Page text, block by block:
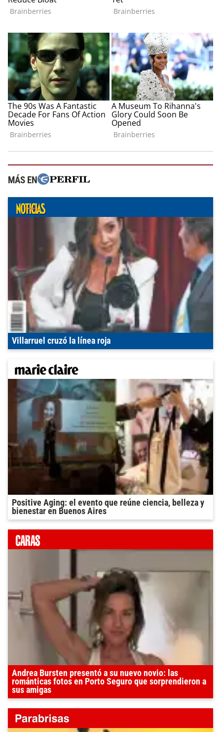
MÁS EN
Villarruel cruzó la línea roja
Positive Aging: el evento que reúne ciencia, belleza y
bienestar en Buenos Aires
Andrea Bursten presentó a su nuevo novio: las
románticas fotos en Porto Seguro que sorprendieron a
sus amigas